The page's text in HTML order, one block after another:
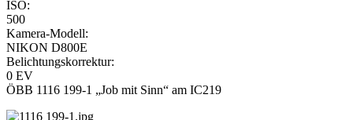
ISO:
500
Kamera-Modell:
NIKON D800E
Belichtungskorrektur:
0 EV
ÖBB 1116 199-1 „Job mit Sinn“ am IC219